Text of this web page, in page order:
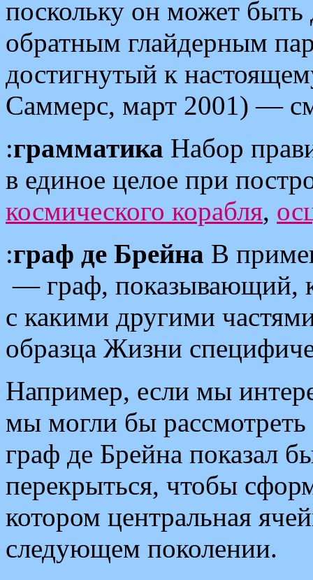
поскольку он может быть
обратным глайдерным
достигнутый к
Саммерс, март 2001) —
:грамматика Набор
в единое целое при
космического корабля,
:граф де Брейна В
— граф, показывающий,
с какими другими
образца Жизни
Например, если мы
мы могли бы
граф де Брейна показал
перекрыться, чтобы
котором центральная
следующем поколении.